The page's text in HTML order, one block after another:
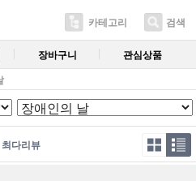
카테고리 검색
장바구니 관심상품
최다리뷰